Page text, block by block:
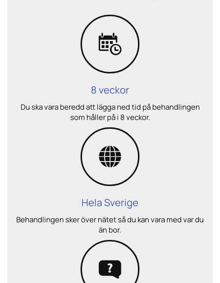
8 veckor
Du ska vara beredd att lägga ned tid på behandlingen
som håller på i 8 veckor.
Hela Sverige
Behandlingen sker över nätet så du kan vara med var du
än bor.